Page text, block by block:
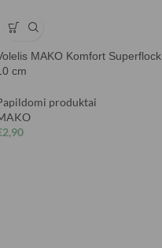
MAKO Komfort Superflock,
cm
produktai
2,90